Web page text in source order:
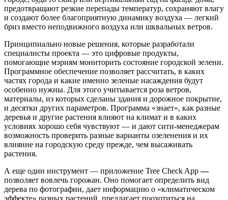
предотвращают резкие перепады температур, сохраняют влагу
и создают более благоприятную динамику воздуха — легкий
бриз вместо неподвижного воздуха или шквальных ветров.
Принципиально новые решения, которые разработали
специалисты проекта — это цифровые продукты,
помогающие мэриям мониторить состояние городской зелени.
Программное обеспечение позволяет рассчитать, в каких
частях города и какие именно зеленые насаждения будут
особенно нужны. Для этого учитывается роза ветров,
материалы, из которых сделаны здания и дорожное покрытие,
и десятки других параметров. Программа «знает», как разные
деревья и другие растения влияют на климат и в каких
условиях хорошо себя чувствуют — и дают сити-менеджерам
возможность проверить разные варианты озеленения и их
влияние на городскую среду прежде, чем высаживать
растения.
А еще один инструмент — приложение Tree Check App—
позволяет вовлечь горожан. Оно помогает определить вид
дерева по фотографии, дает информацию о «климатическом